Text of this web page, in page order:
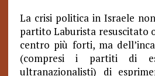
La crisi politica in Israele
partito Laburista resuscitato
centro più forti, ma
(compresi i partiti di
ultranazionalisti) di